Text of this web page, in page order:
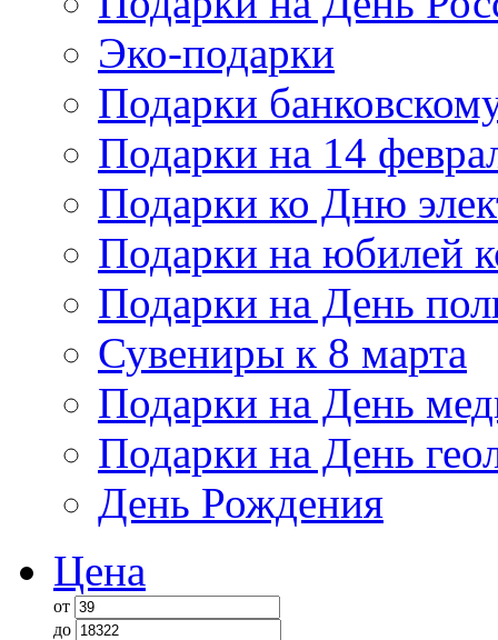
Эко-подарки
Подарки
Подарки на 14
Подарки ко Дню
Подарки на юбилей
Подарки на День
Сувениры к 8 марта
Подарки на День
Подарки на День
День Рождения
Цена
от
до